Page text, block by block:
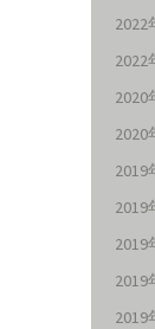
2022
2022
2020
2020
2019
2019
2019
2019
2019